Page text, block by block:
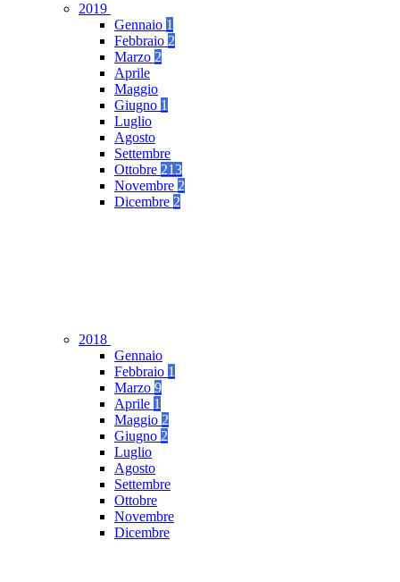
2019
Gennaio 1
Febbraio 2
Marzo 2
Aprile
Maggio
Giugno 1
Luglio
Agosto
Settembre
Ottobre 213
Novembre 2
Dicembre 2
2018
Gennaio
Febbraio 1
Marzo 9
Aprile 1
Maggio 2
Giugno 2
Luglio
Agosto
Settembre
Ottobre
Novembre
Dicembre